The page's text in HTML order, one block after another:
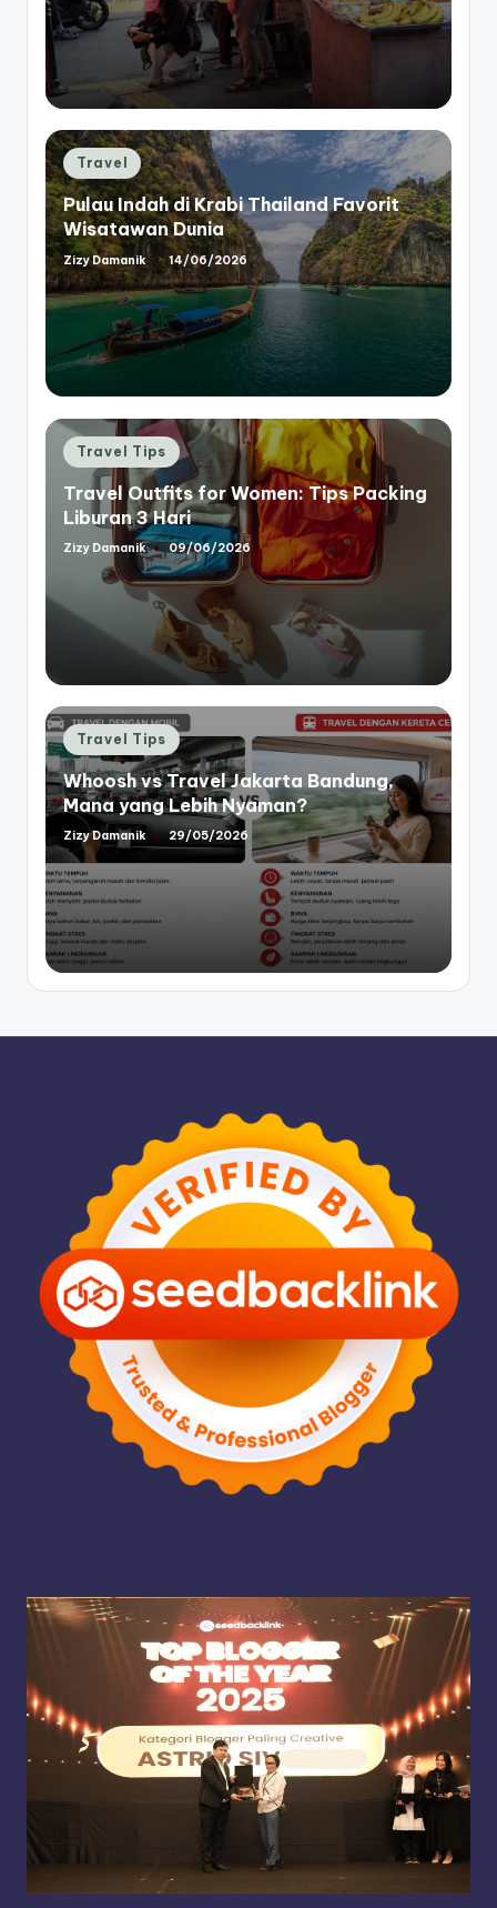
Posted
in
Travel
Pulau Indah di Krabi Thailand Favorit
Wisatawan Dunia
Posted
by
Zizy Damanik 14/06/2026
Posted
in
Travel Tips
Travel Outfits for Women: Tips Packing
Liburan 3 Hari
Posted
Zizy Damanik 09/06/2026
Posted
in
Travel Tips
Whoosh vs Travel Jakarta Bandung,
Mana yang Lebih Nyaman?
Posted
by
Zizy Damanik 29/05/2026